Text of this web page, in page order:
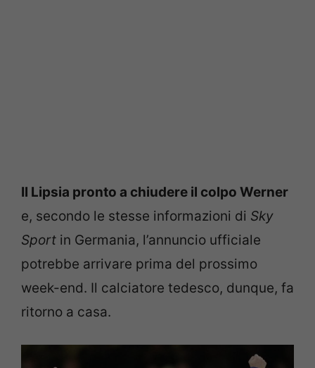
Il Lipsia pronto a chiudere il colpo Werner
e, secondo le stesse informazioni di Sky
Sport in Germania, l’annuncio ufficiale
potrebbe arrivare prima del prossimo
week-end. Il calciatore tedesco, dunque, fa
ritorno a casa.